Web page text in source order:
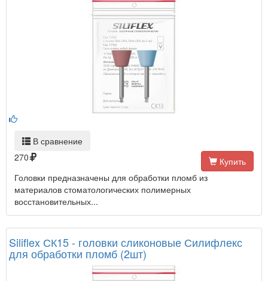
В сравнение
270
Купить
Головки предназначены для обработки пломб из
материалов стоматологических полимерных
восстановительных...
Siliflex СК15 - головки сликоновые Силифлекс
для обработки пломб (2шт)